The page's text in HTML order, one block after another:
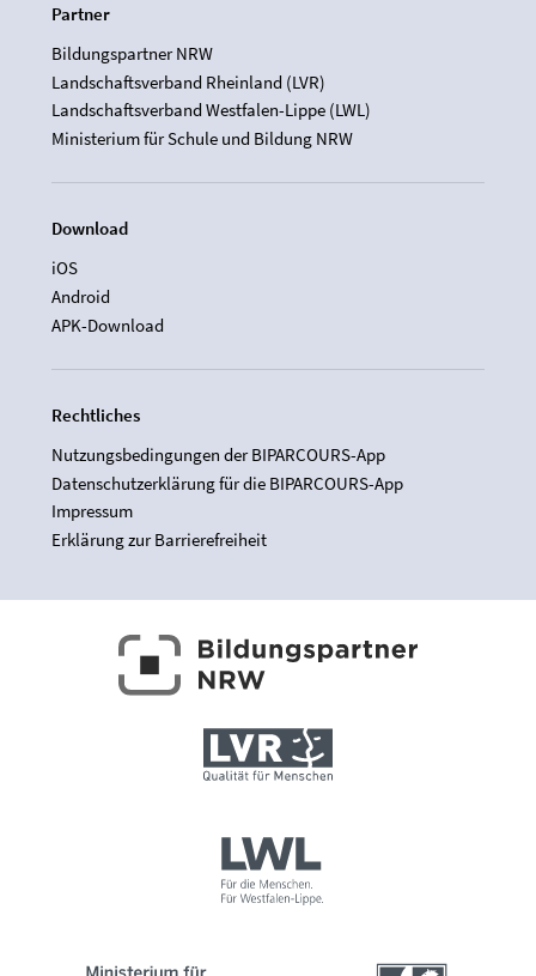
Partner
Bildungspartner NRW
Landschaftsverband Rheinland (LVR)
Landschaftsverband Westfalen-Lippe (LWL)
Ministerium für Schule und Bildung NRW
Download
iOS
Android
APK-Download
Rechtliches
Nutzungsbedingungen der BIPARCOURS-App
Datenschutzerklärung für die BIPARCOURS-App
Impressum
Erklärung zur Barrierefreiheit